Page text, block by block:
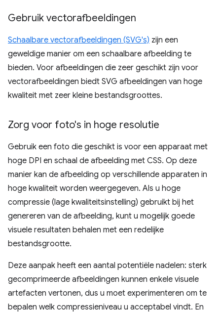
Gebruik vectorafbeeldingen
Schaalbare vectorafbeeldingen (SVG's) zijn een
geweldige manier om een ​​schaalbare afbeelding te
bieden. Voor afbeeldingen die zeer geschikt zijn voor
vectorafbeeldingen biedt SVG afbeeldingen van hoge
kwaliteit met zeer kleine bestandsgroottes.
Zorg voor foto's in hoge resolutie
Gebruik een foto die geschikt is voor een apparaat met
hoge DPI en schaal de afbeelding met CSS. Op deze
manier kan de afbeelding op verschillende apparaten in
hoge kwaliteit worden weergegeven. Als u hoge
compressie (lage kwaliteitsinstelling) gebruikt bij het
genereren van de afbeelding, kunt u mogelijk goede
visuele resultaten behalen met een redelijke
bestandsgrootte.
Deze aanpak heeft een aantal potentiële nadelen: sterk
gecomprimeerde afbeeldingen kunnen enkele visuele
artefacten vertonen, dus u moet experimenteren om te
bepalen welk compressieniveau u acceptabel vindt. En